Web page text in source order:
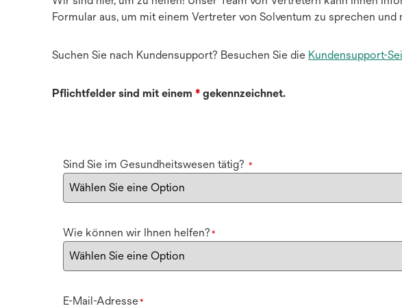
Formular aus, um mit einem Vertreter von Solventum zu sprechen
Suchen Sie nach Kundensupport? Besuchen Sie die Kundensupport-
Pflichtfelder sind mit einem * gekennzeichnet.
Sind Sie im Gesundheitswesen tätig? *
Wie können wir Ihnen helfen? *
E-Mail-Adresse*